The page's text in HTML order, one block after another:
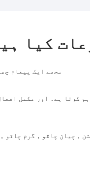
کیا
مجھے ایک پیغام
， چیان چاقو ， گرم چاقو ，